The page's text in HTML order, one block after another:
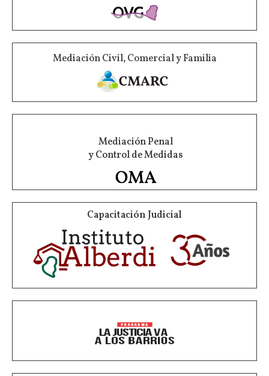
Mediación Civil, Comercial y Familia
Mediación Penal
y Control de Medidas
Capacitación Judicial